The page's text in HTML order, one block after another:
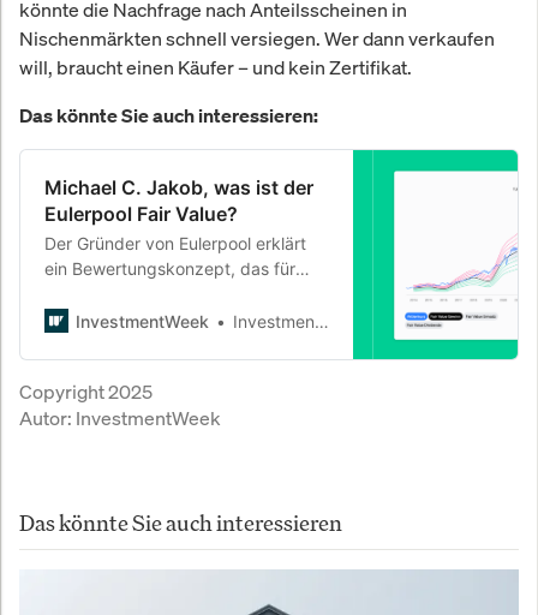
könnte die Nachfrage nach Anteilsscheinen in
Nischenmärkten schnell versiegen. Wer dann verkaufen
will, braucht einen Käufer – und kein Zertifikat.
Das könnte Sie auch interessieren:
Michael C. Jakob, was ist der
Eulerpool Fair Value?
Der Gründer von Eulerpool erklärt
ein Bewertungskonzept, das für
Benchmark geworden ist – und
InvestmentWeek InvestmentWeek
Copyright 2025
Autor: InvestmentWeek
Das könnte Sie auch interessieren